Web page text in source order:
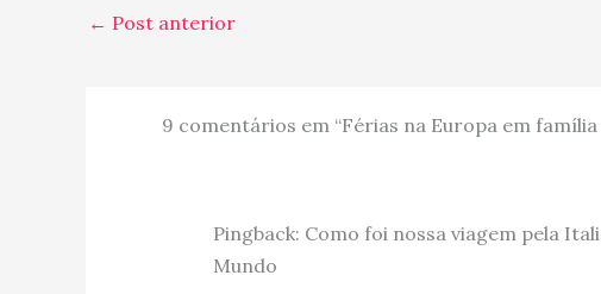
← Post anterior
9 comentários em “Férias na Europa em família
Pingback: Como foi nossa viagem pela
Mundo